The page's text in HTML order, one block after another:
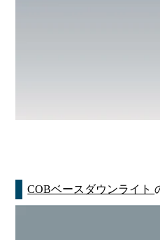
COBベースダウンライト